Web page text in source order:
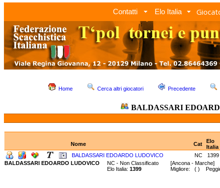
Contatti Elo Italia
Home Cerca altri giocatori Precedente
BALDASSARI
Nome Cat
Elo
Italia
BALDASSARI EDOARDO LUDOVICO
NC
1399
BALDASSARI EDOARDO LUDOVICO
NC - Non Classificato [Ancona - Marche]
Elo Italia: 1399 Migliore: ( )